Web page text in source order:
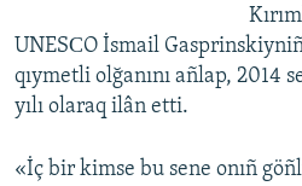
UNESСO İsmail
qıymetli olğanını añlap, 2014
yılı olaraq ilân etti.
«İç bir kimse bu sene onıñ